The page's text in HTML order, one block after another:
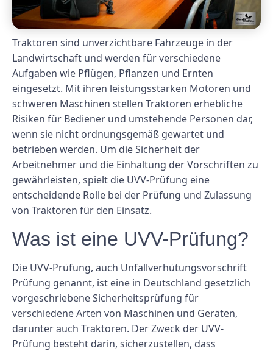
Traktoren sind unverzichtbare Fahrzeuge in der
Landwirtschaft und werden für verschiedene
Aufgaben wie Pflügen, Pflanzen und Ernten
eingesetzt. Mit ihren leistungsstarken Motoren und
schweren Maschinen stellen Traktoren erhebliche
Risiken für Bediener und umstehende Personen dar,
wenn sie nicht ordnungsgemäß gewartet und
betrieben werden. Um die Sicherheit der
Arbeitnehmer und die Einhaltung der Vorschriften zu
gewährleisten, spielt die UVV-Prüfung eine
entscheidende Rolle bei der Prüfung und Zulassung
von Traktoren für den Einsatz.
Was ist eine UVV-Prüfung?
Die UVV-Prüfung, auch Unfallverhütungsvorschrift
Prüfung genannt, ist eine in Deutschland gesetzlich
vorgeschriebene Sicherheitsprüfung für
verschiedene Arten von Maschinen und Geräten,
darunter auch Traktoren. Der Zweck der UVV-
Prüfung besteht darin, sicherzustellen, dass